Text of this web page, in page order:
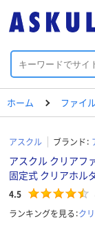
ホーム ファイ
アスクル ブランド：
アスクル クリアフ
固定式 クリアホル
4.5
ランキングを見る：ク